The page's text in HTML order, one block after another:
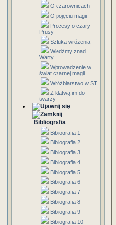
O czarownicach
O pojęciu magii
Procesy o czary -
Prusy
Sztuka wróżenia
Wiedźmy znad
Warty
Wprowadzenie w
świat czarnej magii
Wróżbiarstwo w ST
Z klątwą im do
twarzy
Bibliografia
Bibliografia 1
Bibliografia 2
Bibliografia 3
Bibliografia 4
Bibliografia 5
Bibliografia 6
Bibliografia 7
Bibliografia 8
Bibliografia 9
Bibliografia 10